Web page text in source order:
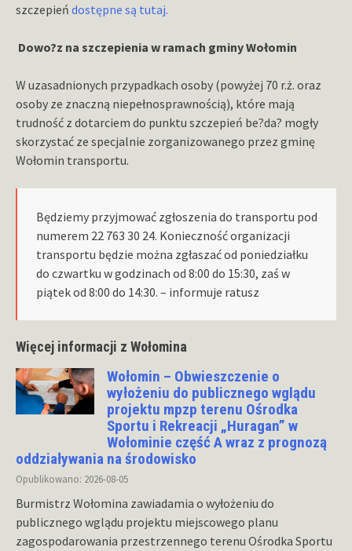
szczepień dostępne są tutaj.
Dowo?z na szczepienia w ramach gminy Wołomin
W uzasadnionych przypadkach osoby (powyżej 70 r.ż. oraz
osoby ze znaczną niepełnosprawnością), które mają
trudność z dotarciem do punktu szczepień be?da? mogły
skorzystać ze specjalnie zorganizowanego przez gminę
Wołomin transportu.
Będziemy przyjmować zgłoszenia do transportu pod
numerem 22 763 30 24. Konieczność organizacji
transportu będzie można zgłaszać od poniedziałku
do czwartku w godzinach od 8:00 do 15:30, zaś w
piątek od 8:00 do 14:30. – informuje ratusz
Więcej informacji z Wołomina
Wołomin – Obwieszczenie o
wyłożeniu do publicznego wglądu
projektu mpzp terenu Ośrodka
Sportu i Rekreacji „Huragan” w
Wołominie część A wraz z prognozą
oddziaływania na środowisko
Opublikowano: 2026-08-05
Burmistrz Wołomina zawiadamia o wyłożeniu do
publicznego wglądu projektu miejscowego planu
zagospodarowania przestrzennego terenu Ośrodka Sportu